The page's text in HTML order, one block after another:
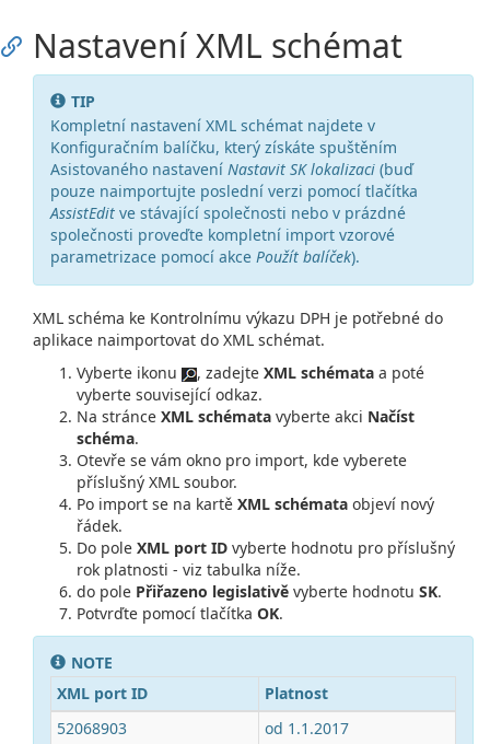
Nastavení XML schémat
TIP
Kompletní nastavení XML schémat najdete v
Konfiguračním balíčku, který získáte spuštěním
Asistovaného nastavení Nastavit SK lokalizaci (buď
pouze naimportujte poslední verzi pomocí tlačítka
AssistEdit ve stávající společnosti nebo v prázdné
společnosti proveďte kompletní import vzorové
parametrizace pomocí akce Použít balíček).
XML schéma ke Kontrolnímu výkazu DPH je potřebné do
aplikace naimportovat do XML schémat.
Vyberte ikonu
, zadejte XML schémata a poté
vyberte související odkaz.
Na stránce XML schémata vyberte akci Načíst
schéma.
Otevře se vám okno pro import, kde vyberete
příslušný XML soubor.
Po import se na kartě XML schémata objeví nový
řádek.
Do pole XML port ID vyberte hodnotu pro příslušný
rok platnosti - viz tabulka níže.
do pole Přiřazeno legislativě vyberte hodnotu SK.
Potvrďte pomocí tlačítka OK.
NOTE
XML port ID
Platnost
52068903
od 1.1.2017